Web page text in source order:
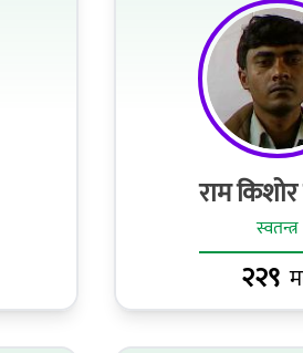
राम
स्वतन्त्र
२२९